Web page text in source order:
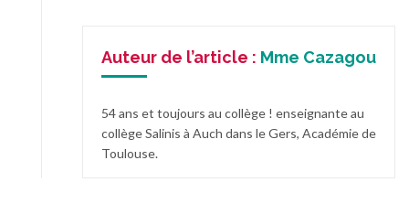
Auteur de l’article : Mme Cazagou
54 ans et toujours au collège ! enseignante au
collège Salinis à Auch dans le Gers, Académie de
Toulouse.